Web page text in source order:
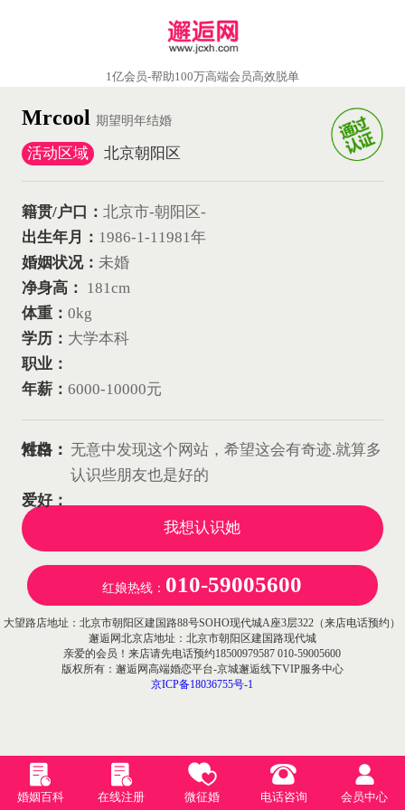
1亿会员-帮助100万高端会员高效脱单
Mrcool 期望明年结婚
活动区域 北京朝阳区
籍贯/户口： 北京市-朝阳区-
出生年月： 1986-1-1 1981年
婚姻状况： 未婚
净身高： 181cm
体重： 0kg
学历： 大学本科
职业：
年薪： 6000-10000元
性格：
对白： 无意中发现这个网站，希望这会有奇迹.就算多
认识些朋友也是好的
爱好：
我想认识她
红娘热线： 010-59005600
大望路店地址：北京市朝阳区建国路88号SOHO现代城A座3层322（来店电话预约）
邂逅网北京店地址：北京市朝阳区建国路现代城
亲爱的会员！来店请先电话预约18500979587 010-59005600
版权所有：邂逅网高端婚恋平台-京城邂逅线下VIP服务中心
京ICP备18036755号-1
婚姻百科 在线注册 微征婚 电话咨询 会员中心